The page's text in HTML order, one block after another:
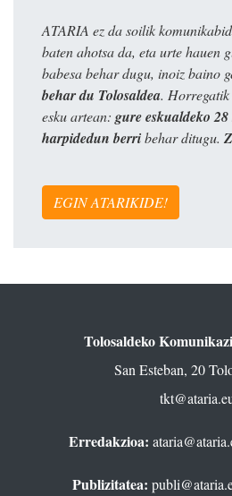
ATARIA ez da soilik
baten ahotsa da, eta urte hauen
babesa behar dugu, inoiz baino
behar du Tolosaldea.
esku artean: gure eskualdeko
harpidedun berribehar ditugu.
EGIN ATARIKIDE!
Tolosaldeko
San Esteban, 20
Erredakzioa:
Publizitatea: